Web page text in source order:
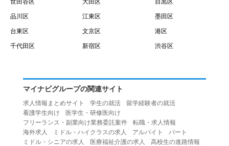
品川区 江東区 墨田区
台東区 文京区 港区
千代田区 新宿区 渋谷区
マイナビグループの関連サイト
求人情報まとめサイト 学生の就活
留学経験者の就活
看護学生向け
医学生・研修医向け
フリーランス・副業向け業務委託案件
転職・求人情報
海外求人
ミドル・ハイクラスの求人 アルバイト
パート
ミドル・シニアの求人
医療福祉介護の求人
高校生の進路情報